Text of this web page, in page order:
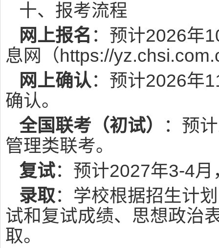
十、报考流程
网上报名 ：预计2026年
息网（https://
网上确认：预计2026年
确认。
全国联考（初试）
：预
管理类联考。
复试：预计2027年3-4
录取：学校根据招生计
试和复试成绩、思想政治
取。